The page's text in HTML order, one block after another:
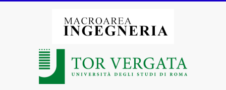
Macroarea